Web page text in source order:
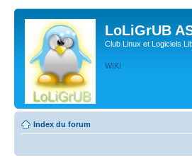
LoLiGrUB
Club Linux et Logiciels
WIKI
Index du forum